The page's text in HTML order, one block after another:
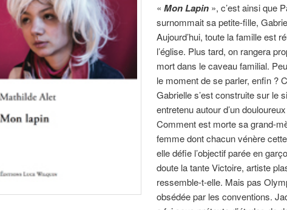
« Mon Lapin », c’est ainsi que
surnommait sa petite-fille,
Aujourd’hui, toute la famille est
l’église. Plus tard, on rangera
mort dans le caveau familial.
le moment de se parler, enfin ?
Gabrielle s’est construite sur le
entretenu autour d’un
Comment est morte sa grand-
femme dont chacun vénère
elle défie l’objectif parée en
doute la tante Victoire, artiste
ressemble-t-elle. Mais pas
obsédée par les conventions.